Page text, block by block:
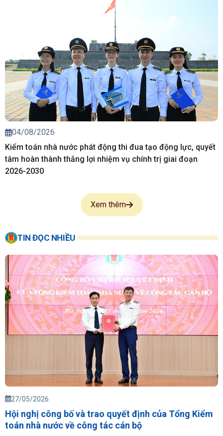
04/08/2026
Kiểm toán nhà nước phát động thi đua tạo động lực, quyết
tâm hoàn thành thắng lợi nhiệm vụ chính trị giai đoạn
2026-2030
Xem thêm
TIN ĐỌC NHIỀU
27/05/2026
Hội nghị công bố và trao quyết định của Tổng Kiểm
toán nhà nước về công tác cán bộ